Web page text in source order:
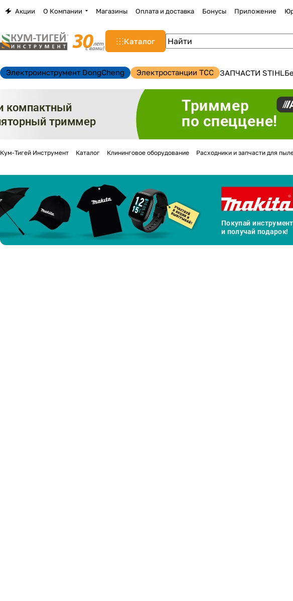
Акции О Компании Магазины Оплата и доставка Бонусы Приложение
Каталог
Электроинструмент DongCheng Электростанции TCC ЗАПЧАСТИ STIHL
Кум-Тигей Инструмент Каталог Клининговое оборудование Расходники и запчасти для
Для клиентов всех
на части
График
%